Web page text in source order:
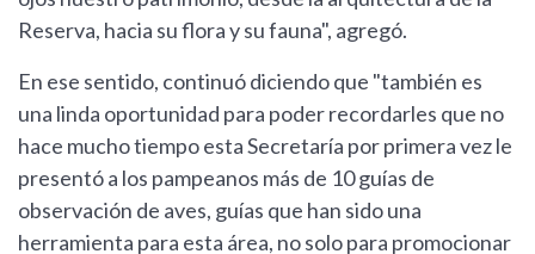
Reserva, hacia su flora y su fauna", agregó.
En ese sentido, continuó diciendo que "también es
una linda oportunidad para poder recordarles que no
hace mucho tiempo esta Secretaría por primera vez le
presentó a los pampeanos más de 10 guías de
observación de aves, guías que han sido una
herramienta para esta área, no solo para promocionar